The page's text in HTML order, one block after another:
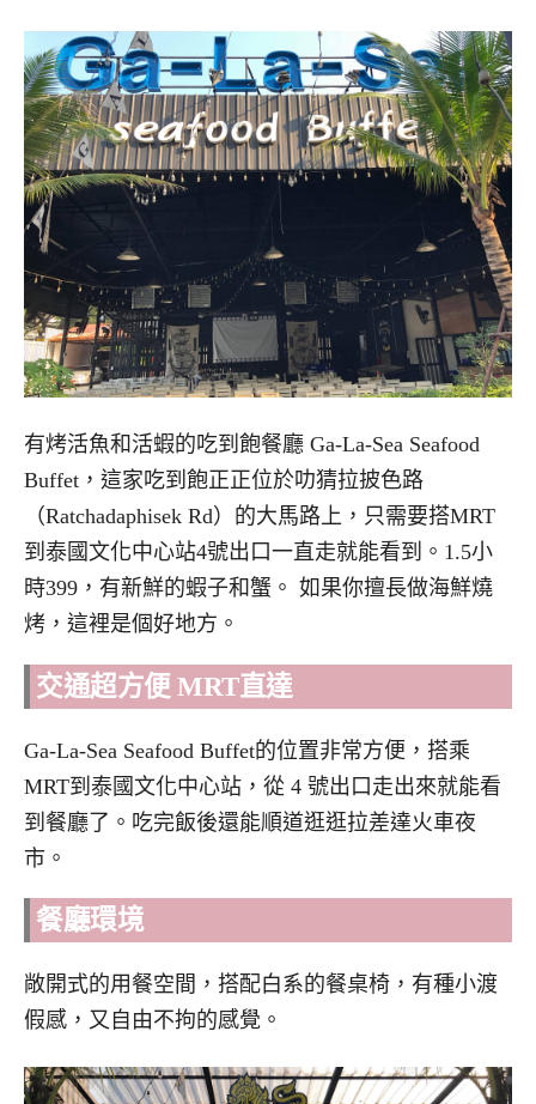
有烤活魚和活蝦的吃到飽餐廳 Ga-La-Sea Seafood
Buffet，這家吃到飽正正位於叻猜拉披色路
（Ratchadaphisek Rd）的大馬路上，只需要搭MRT
到泰國文化中心站4號出口一直走就能看到。1.5小
時399，有新鮮的蝦子和蟹。 如果你擅長做海鮮燒
烤，這裡是個好地方。
交通超方便 MRT直達
Ga-La-Sea Seafood Buffet的位置非常方便，搭乘
MRT到泰國文化中心站，從 4 號出口走出來就能看
到餐廳了。吃完飯後還能順道逛逛拉差達火車夜
市。
餐廳環境
敞開式的用餐空間，搭配白系的餐桌椅，有種小渡
假感，又自由不拘的感覺。